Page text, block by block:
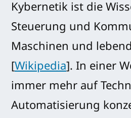
Kybernetik ist die
Steuerung und
Maschinen und
[Wikipedia]. In einer
immer mehr auf
Automatisierung